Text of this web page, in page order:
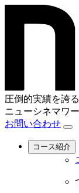
圧倒的実績を誇
ニューシネマワ
お問い合わせ
コース紹介